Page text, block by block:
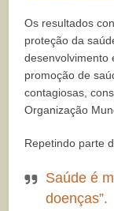
Os resultados
proteção da
desenvolvimento
promoção de
contagiosas,
Organização
Repetindo parte
Saúde é
doenças”.